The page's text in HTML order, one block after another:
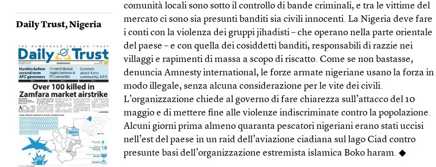
Daily Trust,Nigeria
comunità locali sono sotto il controllo di bande criminali, e tra le vittime del
mercato ci sono sia presunti banditi sia civili innocenti. La Nigeria deve fare
i conti con la violenza dei gruppi jihadisti – che operano nella parte orientale
del paese – e con quella dei cosiddetti banditi, responsabili di razzie nei
villaggi e rapimenti di massa a scopo di riscatto. Come se non bastasse,
denuncia Amnesty international, le forze armate nigeriane usano la forza in
modo illegale, senza alcuna considerazione per le vite dei civili.
L’organizzazione chiede al governo di fare chiarezza sull’attacco del 10
maggio e di mettere fine alle violenze indiscriminate contro la popolazione.
Alcuni giorni prima almeno quaranta pescatori nigeriani erano stati uccisi
nell’est del paese in un raid dell’aviazione ciadiana sul lago Ciad contro
presunte basi dell’organizzazione estremista islamica Boko haram. ◆